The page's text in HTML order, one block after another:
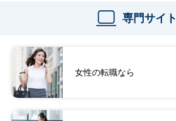
専門サイト
女性の転職なら